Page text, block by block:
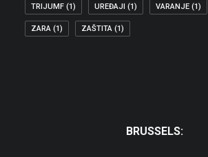
TRIJUMF (1) UREĐAJI (1) VARANJE (1)
ZARA (1) ZAŠTITA (1)
BRUSSELS: